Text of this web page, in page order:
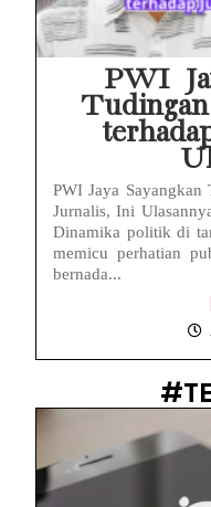
PWI
PWI Jaya Sayangkan
Jurnalis, Ini
Dinamika politik di
memicu perhatian
bernada...